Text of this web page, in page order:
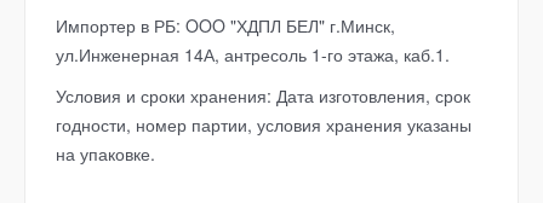
Импортер в РБ: OOO "ХДПЛ БЕЛ" г.Минск,
ул.Инженерная 14А, антресоль 1-го этажа, каб.1.
Условия и сроки хранения: Дата изготовления, срок
годности, номер партии, условия хранения указаны
на упаковке.